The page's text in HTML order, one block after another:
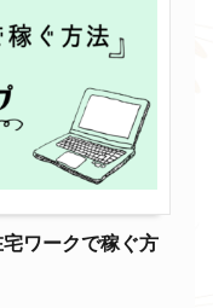
宅ワークで稼ぐ方